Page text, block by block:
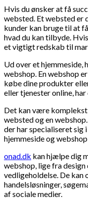
Hvis du ønsker at få
websted. Et websted er
kunder kan bruge til at
hvad du kan tilbyde.
et vigtigt redskab til
Ud over et hjemmeside,
webshop. En webshop
købe dine produkter
eller tjenester online,
Det kan være
websted og en
der har specialiseret sig
hjemmeside og webshop
onad.dk kan hjælpe dig
webshop, lige fra
vedligeholdelse. De kan
handelsløsninger,
af sociale medier.